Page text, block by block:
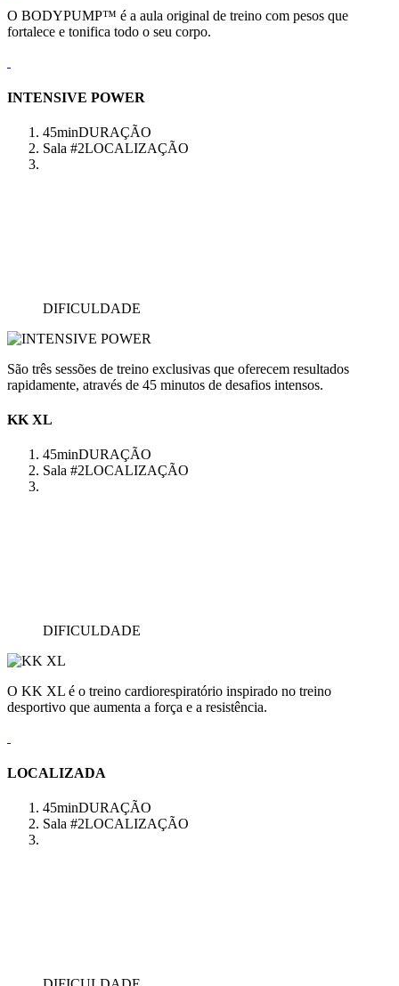
O BODYPUMP™ é a aula original de treino com pesos que
fortalece e tonifica todo o seu corpo.
INTENSIVE POWER
45minDURAÇÃO
Sala #2LOCALIZAÇÃO
DIFICULDADE
São três sessões de treino exclusivas que oferecem resultados
rapidamente, através de 45 minutos de desafios intensos.
KK XL
45minDURAÇÃO
Sala #2LOCALIZAÇÃO
DIFICULDADE
O KK XL é o treino cardiorespiratório inspirado no treino
desportivo que aumenta a força e a resistência.
LOCALIZADA
45minDURAÇÃO
Sala #2LOCALIZAÇÃO